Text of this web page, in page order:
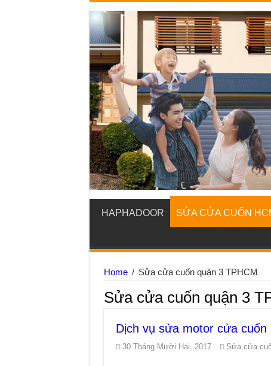
HAPHADOOR SỬA CỬA CUỐN
Home / Sửa cửa cuốn quận 3 TPHCM
Sửa cửa cuốn quận 3
Dịch vụ sửa motor cửa cuốn
30 Tháng Mười Hai, 2017 Sửa cửa